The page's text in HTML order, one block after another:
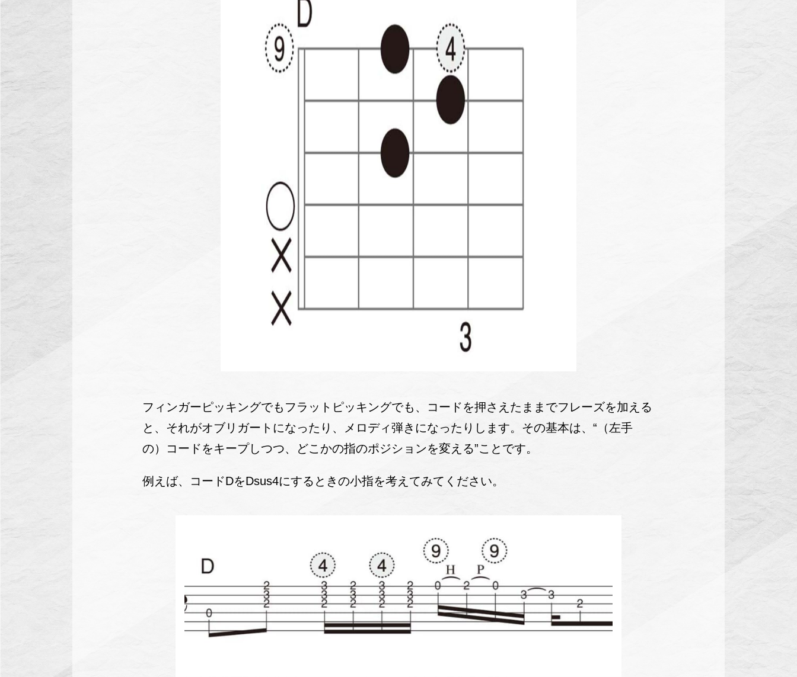
フィンガーピッキングでもフラットピッキングでも、コードを押さえたままでフレーズを加える
と、それがオブリガートになったり、メロディ弾きになったりします。その基本は、“（左手
の）コードをキープしつつ、どこかの指のポジションを変える”ことです。
例えば、コードDをDsus4にするときの小指を考えてみてください。